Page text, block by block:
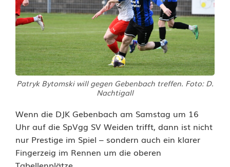
e
r
n
l
i
g
a
N
Patryk Bytomski will gegen Gebenbach treffen. Foto: D.
Nachtigall
Wenn die DJK Gebenbach am Samstag um 16
Uhr auf die SpVgg SV Weiden trifft, dann ist nicht
nur Prestige im Spiel – sondern auch ein klarer
Fingerzeig im Rennen um die oberen